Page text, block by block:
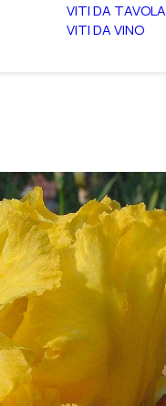
VITI DA TAVOLA
VITI DA VINO